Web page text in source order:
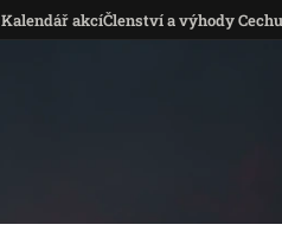
Kalendář akcíČlenství a výhody Cechu